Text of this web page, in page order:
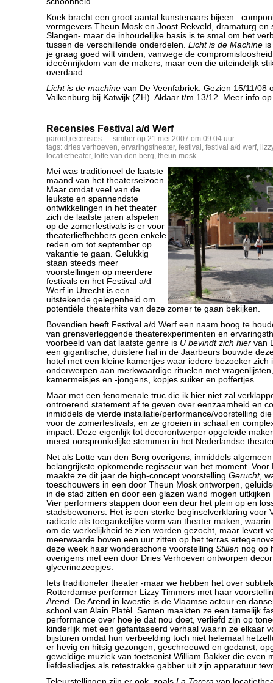
Koek bracht een groot aantal kunstenaars bijeen
vormgevers Theun Mosk en Joost Rekveld, dramaturg en
Slangen- maar de inhoudelijke basis is te smal om het
tussen de verschillende onderdelen. Licht is de Machine
je graag goed wílt vinden, vanwege de
ideeënrijkdom van de makers, maar een die uiteindelijk
overdaad.
Licht is de machine van De Veenfabriek. Gezien 15/11/08
Valkenburg bij Katwijk (ZH). Aldaar t/m 13/12. Meer info
Recensies Festival a/d Werf
parool ,recensies — simber op 21 mei 2007 om 09:04 uur
tags: dries verhoeven, ervaringstheater, festival , festival a/d werf,
locatietheater, lotte van den berg, theun mosk
Mei was traditioneel de laatste
maand van het theaterseizoen.
Maar omdat veel van de
leukste en spannendste
ontwikkelingen in het theater
zich de laatste jaren afspelen
op de zomerfestivals is er voor
theaterliefhebbers geen enkele
reden om tot september op
vakantie te gaan. Gelukkig
staan steeds meer
voorstellingen op meerdere
festivals en het Festival a/d
Werf in Utrecht is een
uitstekende gelegenheid om
potentiële theaterhits van deze zomer te gaan bekijken.
Bovendien heeft Festival a/d Werf een naam hoog te
van grensverleggende theaterexperimenten en
voorbeeld van dat laatste genre is U bevindt zich hier van
een gigantische, duistere hal in de Jaarbeurs bouwde
hotel met een kleine kamertjes waar iedere bezoeker zich
onderwerpen aan merkwaardige rituelen met
kamermeisjes en -jongens, kopjes suiker en poffertjes.
Maar met een fenomenale truc die ik hier niet zal
ontroerend statement af te geven over eenzaamheid en
inmiddels de vierde installatie/performance/voorstelling
voor de zomerfestivals, en ze groeien in schaal en
impact. Deze eigenlijk tot decorontwerper opgeleide
meest oorspronkelijke stemmen in het Nederlandse
Net als Lotte van den Berg overigens, inmiddels
belangrijkste opkomende regisseur van het moment. Voor
maakte ze dit jaar de high-concept voorstelling Gerucht,
toeschouwers in een door Theun Mosk ontworpen,
in de stad zitten en door een glazen wand mogen
Vier performers stappen door een deur het plein op en
stadsbewoners. Het is een sterke beginselverklaring voor
radicale als toegankelijke vorm van theater maken,
om de werkelijkheid te zien worden gezocht, maar levert
meerwaarde boven een uur zitten op het terras
deze week haar wonderschone voorstelling Stillen nog op
overigens met een door Dries Verhoeven ontworpen
glycerinezeepjes.
Iets traditioneler theater -maar we hebben het over
Rotterdamse performer Lizzy Timmers met haar
Arend. De Arend in kwestie is de Vlaamse acteur en
school van Alain Platèl. Samen maakten ze een tamelijk
performance over hoe je dat nou doet, verliefd zijn op
kinderlijk met een gefantaseerd verhaal waarin ze elkaar
bijsturen omdat hun verbeelding toch niet helemaal
er hevig en hitsig gezongen, geschreeuwd en gedanst,
geweldige muziek van toetsenist William Bakker die even
liefdesliedjes als retestrakke gabber uit zijn apparatuur